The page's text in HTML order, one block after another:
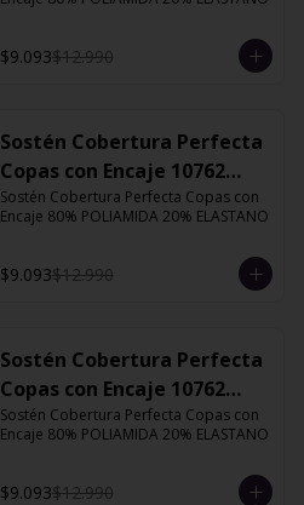
$9.093$12.990
Sostén Cobertura Perfecta
Copas con Encaje 10762
Negro
Sostén Cobertura Perfecta Copas con
Encaje 80% POLIAMIDA 20% ELASTANO
$9.093$12.990
Sostén Cobertura Perfecta
Copas con Encaje 10762
Orquidea
Sostén Cobertura Perfecta Copas con
Encaje 80% POLIAMIDA 20% ELASTANO
$9.093$12.990